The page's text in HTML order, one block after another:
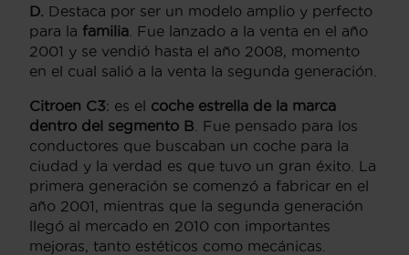
D. Destaca por ser un modelo amplio y perfecto
para la familia . Fue lanzado a la venta en el año
2001 y se vendió hasta el año 2008, momento
en el cual salió a la venta la segunda generación.
Citroen C3: es el coche estrella de la marca
dentro del segmento B . Fue pensado para los
conductores que buscaban un coche para la
ciudad y la verdad es que tuvo un gran éxito. La
primera generación se comenzó a fabricar en el
año 2001, mientras que la segunda generación
llegó al mercado en 2010 con importantes
mejoras, tanto estéticos como mecánicas.